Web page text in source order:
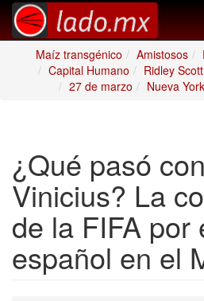
Maíz transgénico
Amistosos
Capital Humano
Ridley Scott
27 de marzo
Nueva York
¿Qué pasó
Vinicius? La
de la FIFA por
español en el